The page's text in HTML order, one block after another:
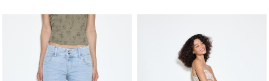
in vari colori.